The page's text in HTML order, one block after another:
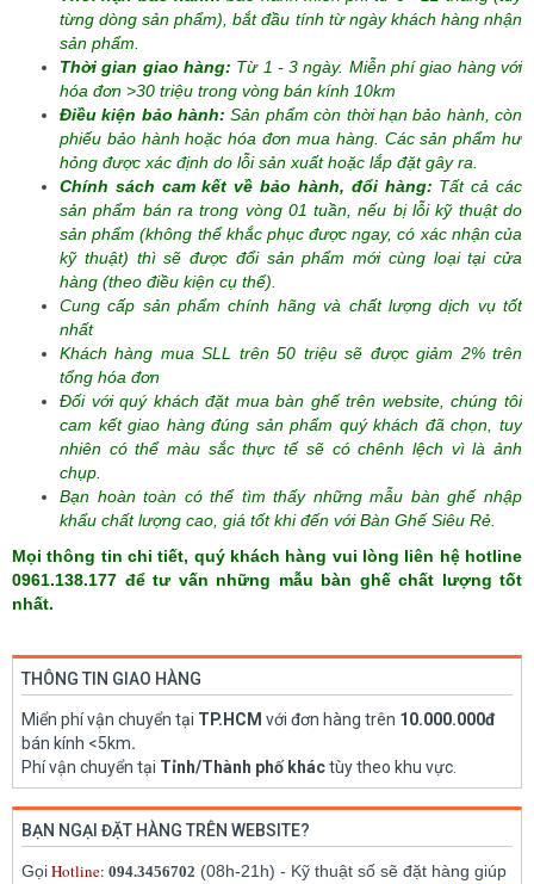
từng dòng sản phẩm), bắt đầu tính từ ngày khách hàng nhận
sản phẩm.
Thời gian giao hàng: Từ 1 - 3 ngày. Miễn phí giao hàng với
hóa đơn >30 triệu trong vòng bán kính 10km
Điều kiện bảo hành:Sản phẩm còn thời hạn bảo hành, còn
phiếu bảo hành hoặc hóa đơn mua hàng. Các sản phẩm hư
hỏng được xác định do lỗi sản xuất hoặc lắp đặt gây ra.
Chính sách cam kết về bảo hành, đổi hàng: Tất cả các
sản phẩm bán ra trong vòng 01 tuần, nếu bị lỗi kỹ thuật do
sản phẩm (không thể khắc phục được ngay, có xác nhận của
kỹ thuật) thì sẽ được đổi sản phẩm mới cùng loại tại cửa
hàng (theo điều kiện cụ thể).
Cung cấp sản phẩm chính hãng và chất lượng dịch vụ tốt
nhất
Khách hàng mua SLL trên 50 triệu sẽ được giảm 2% trên
tổng hóa đơn
Đối với quý khách đặt mua bàn ghế trên website, chúng tôi
cam kết giao hàng đúng sản phẩm quý khách đã chọn, tuy
nhiên có thể màu sắc thực tế sẽ có chênh lệch vì là ảnh
chụp.
Bạn hoàn toàn có thể tìm thấy những mẫu bàn ghế nhập
khẩu chất lượng cao, giá tốt khi đến với Bàn Ghế Siêu Rẻ.
Mọi thông tin chi tiết, quý khách hàng vui lòng liên hệ hotline
0961.138.177 để tư vấn những mẫu bàn ghế chất lượng tốt
nhất.
THÔNG TIN GIAO HÀNG
Miển phí vận chuyển tại TP.HCM với đơn hàng trên 10.000.000đ
bán kính <5km.
Phí vận chuyển tại Tỉnh/Thành phố kháctùy theo khu vực.
BẠN NGẠI ĐẶT HÀNG TRÊN WEBSITE?
GọiHotline: 094.3456702 (08h-21h) - Kỹ thuật số sẽ đặt hàng giúp